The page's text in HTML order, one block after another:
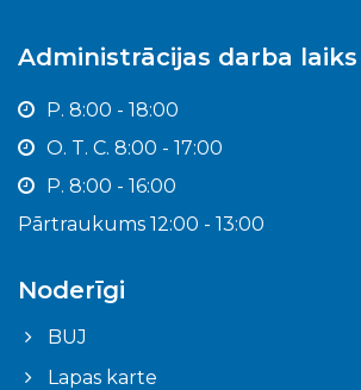
Administrācijas darba laiks
P. 8:00 - 18:00
O. T. C. 8:00 - 17:00
P. 8:00 - 16:00
Pārtraukums 12:00 - 13:00
Noderīgi
BUJ
Lapas karte